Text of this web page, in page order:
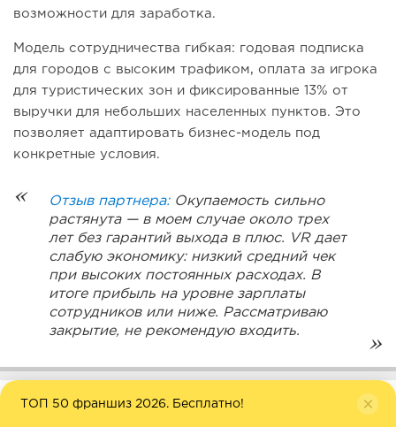
возможности для заработка.
Модель сотрудничества гибкая: годовая подписка
для городов с высоким трафиком, оплата за игрока
для туристических зон и фиксированные 13% от
выручки для небольших населенных пунктов. Это
позволяет адаптировать бизнес-модель под
конкретные условия.
Отзыв партнера: Окупаемость сильно
растянута — в моем случае около трех
лет без гарантий выхода в плюс. VR дает
слабую экономику: низкий средний чек
при высоких постоянных расходах. В
итоге прибыль на уровне зарплаты
сотрудников или ниже. Рассматриваю
закрытие, не рекомендую входить.
13.Real Victory
ТОП 50 франшиз 2026. Бесплатно!